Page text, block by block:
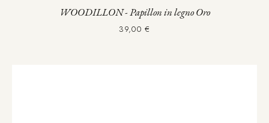
WOODILLON - Papillon in legno Oro
39,00 €